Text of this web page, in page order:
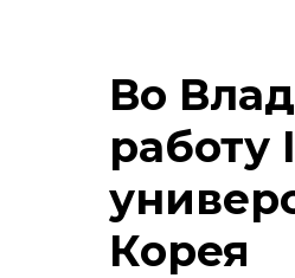
Во
Корея